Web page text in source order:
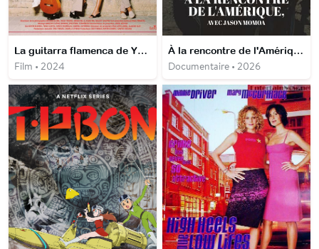
La guitarra flamenca de Yerai Cortés
Film • 2024
À la rencontre de l'Amérique, avec Jason Momoa
Documentaire • 2026